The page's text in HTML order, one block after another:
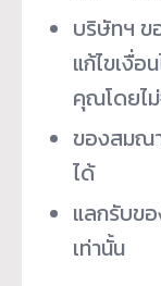
บริษัทฯ ข
แก้ไขเงื่
คุณโดยไ
ของสมณ
ได้
แลกรับข
เท่านั้น